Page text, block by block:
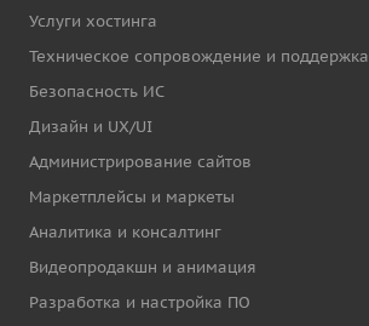
Услуги хостинга
Техническое сопровождение и поддержка
Безопасность ИС
Дизайн и UX/UI
Администрирование сайтов
Маркетплейсы и маркеты
Аналитика и консалтинг
Видеопродакшн и анимация
Разработка и настройка ПО